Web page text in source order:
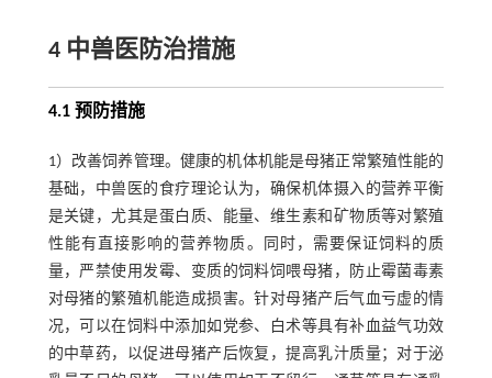
4 中兽医防治措施
4.1 预防措施
1）改善饲养管理。健康的机体机能是母猪正常繁殖性能的
基础，中兽医的食疗理论认为，确保机体摄入的营养平衡
是关键，尤其是蛋白质、能量、维生素和矿物质等对繁殖
性能有直接影响的营养物质。同时，需要保证饲料的质
量，严禁使用发霉、变质的饲料饲喂母猪，防止霉菌毒素
对母猪的繁殖机能造成损害。针对母猪产后气血亏虚的情
况，可以在饲料中添加如党参、白术等具有补血益气功效
的中草药，以促进母猪产后恢复，提高乳汁质量；对于泌